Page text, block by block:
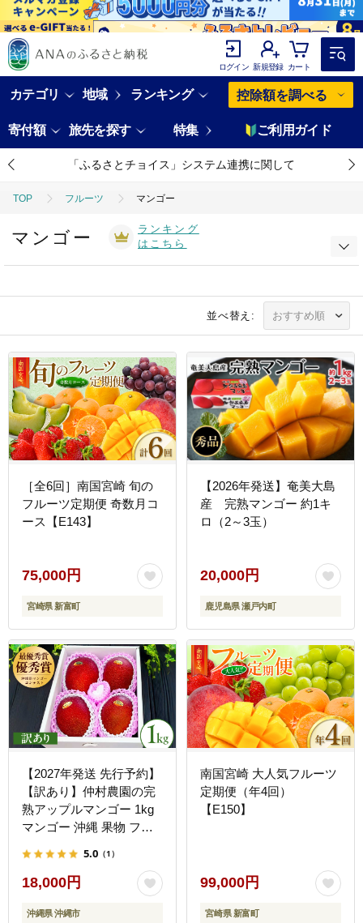
ログイン 新規登録 カート
カテゴリ 地域 ランキング 控除額を調べる
寄付額 旅先を探す 特集 ご利用ガイド
「ふるさとチョイス」システム連携に関して
TOP フルーツ マンゴー
マンゴー
ランキング
はこちら
並べ替え:
［全6回］南国宮崎 旬の
フルーツ定期便 奇数月コ
ース【E143】
75,000円
宮崎県 新富町
【2026年発送】奄美大島
産 完熟マンゴー 約1キ
ロ（2～3玉）
20,000円
鹿児島県 瀬戸内町
【2027年発送 先行予約】
【訳あり】仲村農園の完
熟アップルマンゴー 1kg
マンゴー 沖縄 果物 フル
農園 [BCCU004]
5.0 （1）
18,000円
沖縄県 沖縄市
南国宮崎 大人気フルーツ
定期便（年4回）
【E150】
99,000円
宮崎県 新富町